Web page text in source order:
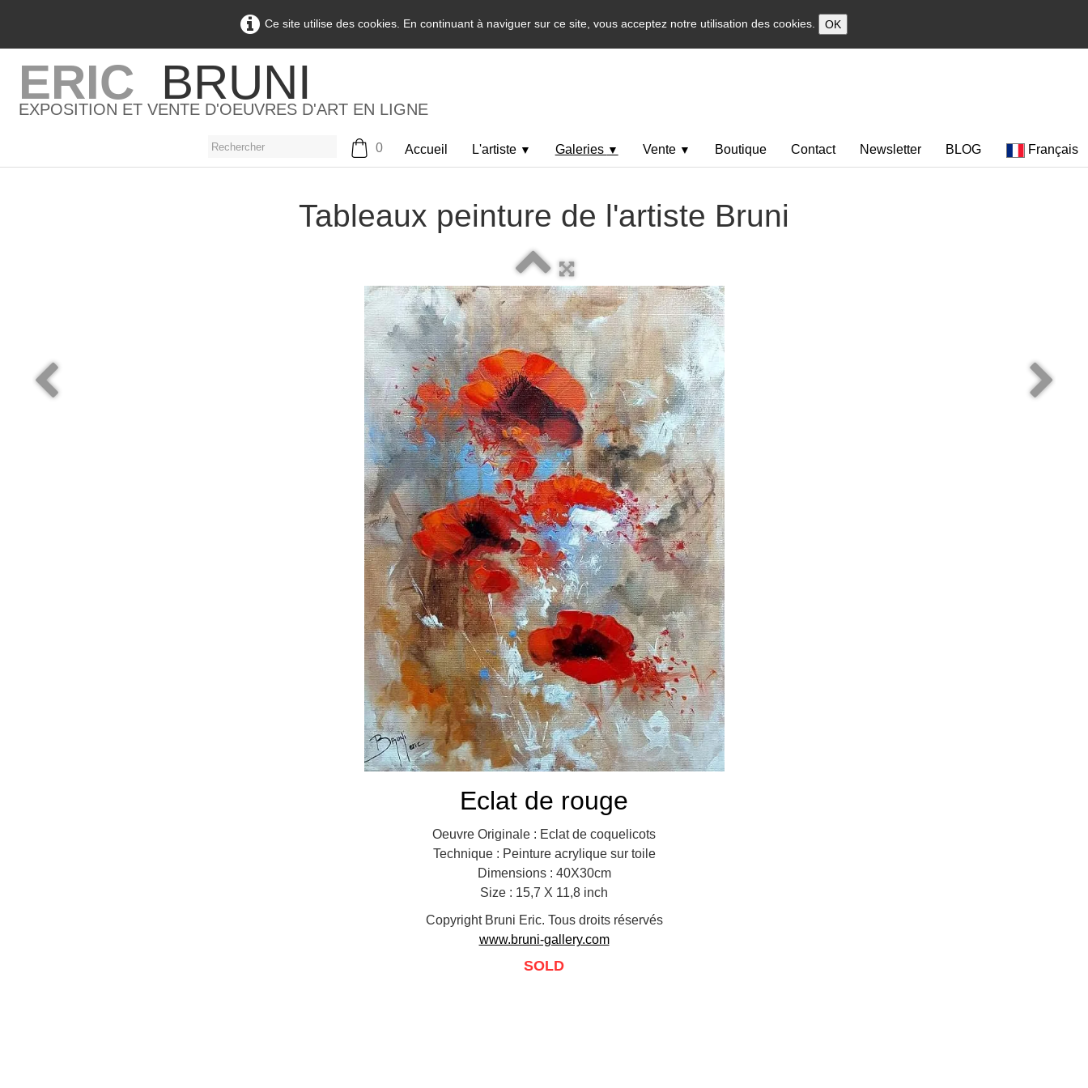
Ce site utilise des cookies. En continuant à naviguer sur ce site, vous acceptez notre utilisation des cookies. OK
ERIC BRUNI
EXPOSITION ET VENTE D'OEUVRES D'ART EN LIGNE
0 Accueil L'artiste ▼ Galeries ▼ Vente ▼ Boutique Contact Newsletter BLOG Français
Tableaux peinture de l'artiste Bruni
Eclat de rouge
Oeuvre Originale : Eclat de coquelicots
Technique : Peinture acrylique sur toile
Dimensions : 40X30cm
Size : 15,7 X 11,8 inch
Copyright Bruni Eric. Tous droits réservés
www.bruni-gallery.com
SOLD